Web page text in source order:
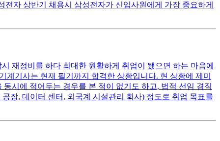
자 상반기 채용시 삼성전자가 신입사원에게 가장 중요하게
재정비를 하다 최대한 원활하게 취업이 됐으면 하는 마음에
기사는 현재 필기까지 합격한 상황입니다. 현 상황에 제미
시에 적어두는 경우를 본 적이 없기도 하고, 법적 선임 겸직
장, 데이터 센터, 외국계 시설관리 회사) 정도로 취업 목표를